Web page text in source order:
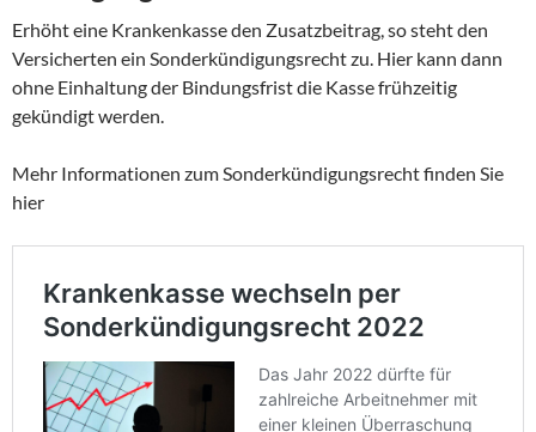
Erhöht eine Krankenkasse den Zusatzbeitrag, so steht den
Versicherten ein Sonderkündigungsrecht zu. Hier kann dann
ohne Einhaltung der Bindungsfrist die Kasse frühzeitig
gekündigt werden.
Mehr Informationen zum Sonderkündigungsrecht finden Sie
hier